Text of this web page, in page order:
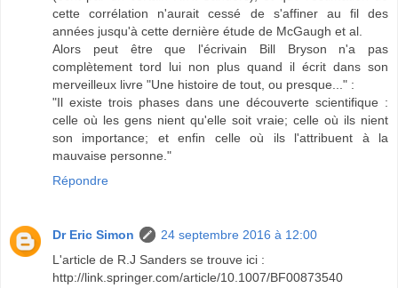
cette corrélation n'aurait cessé de s'affiner au fil des
années jusqu'à cette dernière étude de McGaugh et al.
Alors peut être que l'écrivain Bill Bryson n'a pas
complètement tord lui non plus quand il écrit dans son
merveilleux livre "Une histoire de tout, ou presque..." :
"Il existe trois phases dans une découverte scientifique :
celle où les gens nient qu'elle soit vraie; celle où ils nient
son importance; et enfin celle où ils l'attribuent à la
mauvaise personne."
Répondre
Dr Eric Simon
24 septembre 2016 à 12:00
L'article de R.J Sanders se trouve ici :
http://link.springer.com/article/10.1007/BF00873540